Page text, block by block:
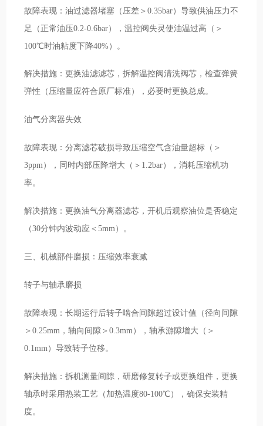
故障表现：油过滤器堵塞（压差＞0.35bar）导致供油压力不
足（正常油压0.2-0.6bar），温控阀失灵使油温过高（＞
100℃时油粘度下降40%）。
解决措施：更换油滤滤芯，拆解温控阀清洗阀芯，检查弹簧
弹性（压缩量应符合原厂标准），必要时更换总成。
油气分离器失效
故障表现：分离滤芯破损导致压缩空气含油量超标（＞
3ppm），同时内部压降增大（＞1.2bar），消耗压缩机功
率。
解决措施：更换油气分离器滤芯，开机后观察油位是否稳定
（30分钟内波动应＜5mm）。
三、机械部件磨损：压缩效率衰减
转子与轴承磨损
故障表现：长期运行后转子啮合间隙超过设计值（径向间隙
＞0.25mm，轴向间隙＞0.3mm），轴承游隙增大（＞
0.1mm）导致转子位移。
解决措施：拆机测量间隙，研磨修复转子或更换组件，更换
轴承时采用热装工艺（加热温度80-100℃），确保安装精
度。